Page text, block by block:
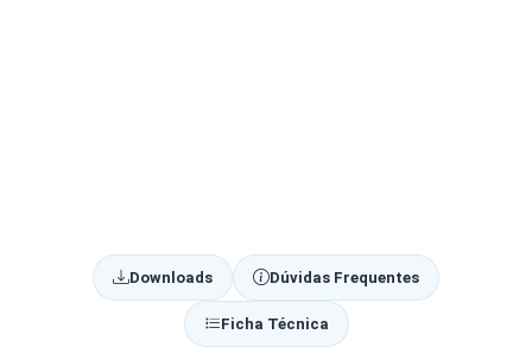
Downloads Dúvidas Frequentes
Ficha Técnica